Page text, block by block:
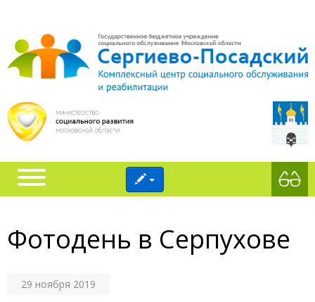
Фотодень в Серпухове
29 ноября 2019